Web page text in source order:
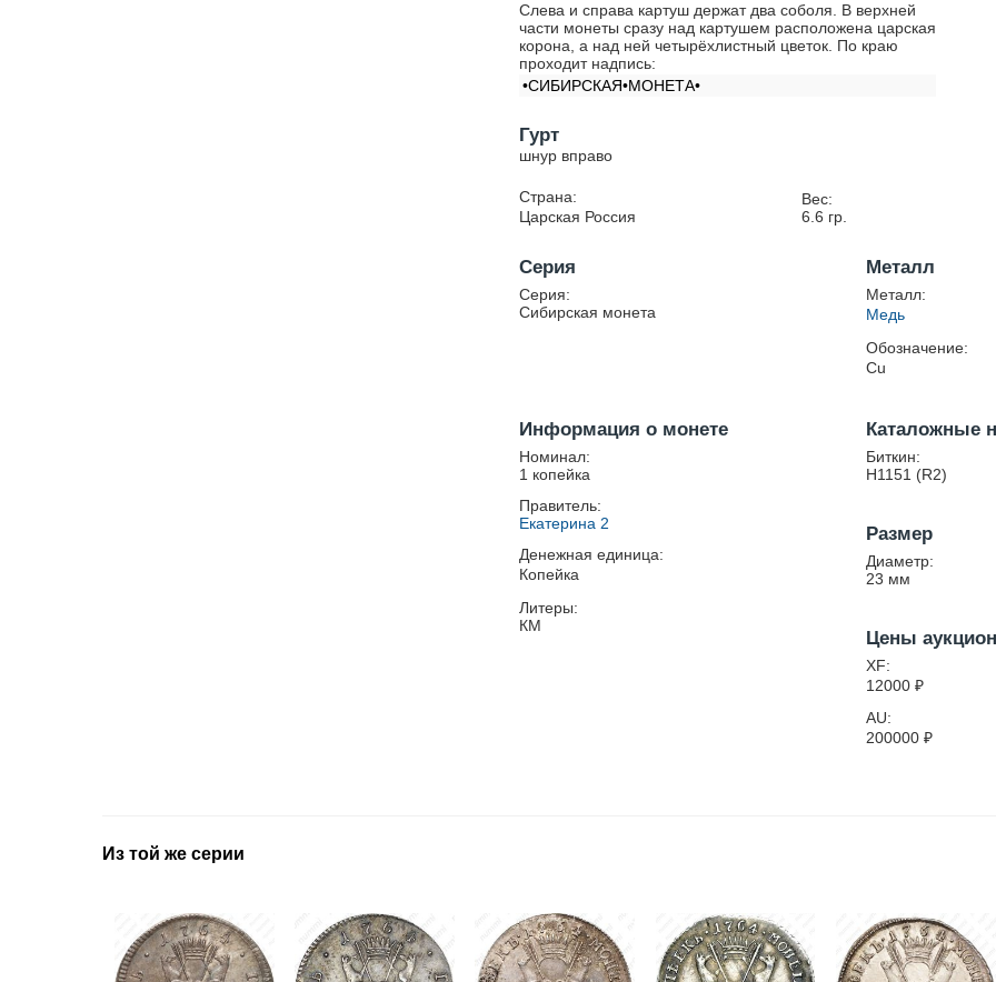
Слева и справа картуш держат два соболя. В верхней
части монеты сразу над картушем расположена царская
корона, а над ней четырёхлистный цветок. По краю
проходит надпись:
•СИБИРСКАЯ•МОНЕТА•
Гурт
шнур вправо
Страна:
Царская Россия
Вес:
6.6 гр.
Серия
Серия:
Сибирская монета
Металл
Металл:
Медь
Обозначение:
Cu
Информация о монете
Номинал:
1 копейка
Правитель:
Екатерина 2
Денежная единица:
Копейка
Литеры:
КМ
Каталожные
Биткин:
Н1151 (R2)
Размер
Диаметр:
23 мм
Цены
XF:
12000 ₽
AU:
200000 ₽
Из той же серии